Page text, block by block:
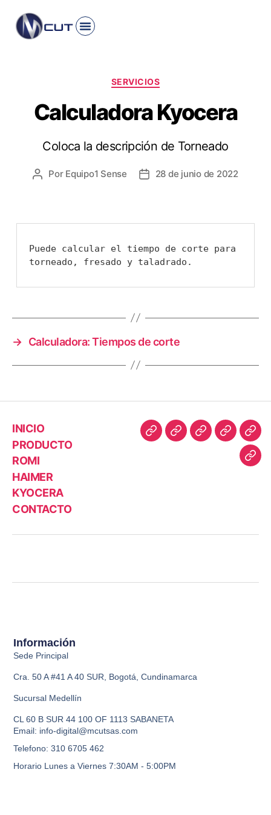
SERVICIOS
Calculadora Kyocera
Coloca la descripción de Torneado
Por Equipo1 Sense 28 de junio de 2022
Puede calcular el tiempo de corte para
torneado, fresado y taladrado.
→ Calculadora: Tiempos de corte
INICIO
PRODUCTO
ROMI
HAIMER
KYOCERA
CONTACTO
Información
Sede Principal
Cra. 50 A #41 A 40 SUR, Bogotá, Cundinamarca
Sucursal Medellín
CL 60 B SUR 44 100 OF 1113 SABANETA
Email: info-digital@mcutsas.com
Telefono: 310 6705 462
Horario Lunes a Viernes 7:30AM - 5:00PM